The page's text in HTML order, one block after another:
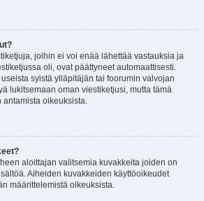
joihin ei voi enää lähettää vastauksia ja
oli, ovat päättyneet automaattisesti.
syistä ylläpitäjän tai foorumin valvojan
lukitsemaan oman viestiketjusi, mutta tämä
oikeuksista.
aloittajan valitsemia kuvakkeita joiden on
Aiheiden kuvakkeiden käyttöoikeudet
määrittelemistä oikeuksista.